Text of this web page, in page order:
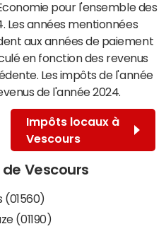
pour l'ensemble des
Les années mentionnées
aux années de paiement
en fonction des revenus
Les impôts de l'année
de l'année 2024.
Impôts locaux à
Vescours
Vescours
(01560)
(01190)